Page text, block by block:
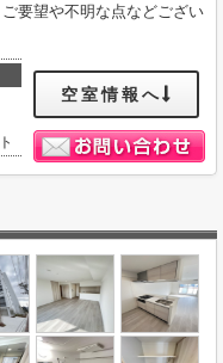
要望や不明な点などござい
空室情報へ